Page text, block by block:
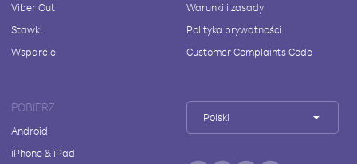
Viber Out
Stawki
Wsparcie
Warunki i zasady
Polityka prywatności
Customer Complaints Code
POBIERZ
Android
iPhone & iPad
Polski